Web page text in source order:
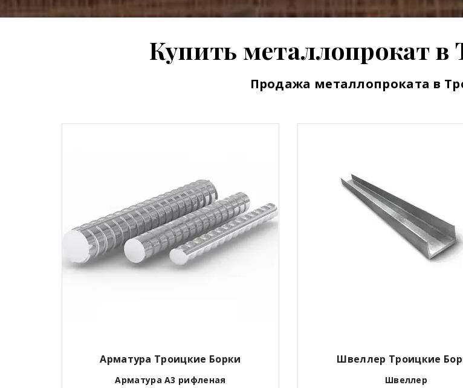
Купить металлопрокат в
Продажа металлопроката в
Арматура Троицкие Борки
Арматура А3 рифленая
Швеллер Троицкие
Швеллер